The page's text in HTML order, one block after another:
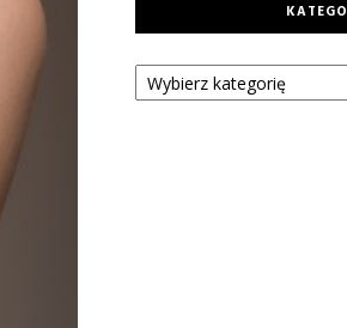
Kategorie